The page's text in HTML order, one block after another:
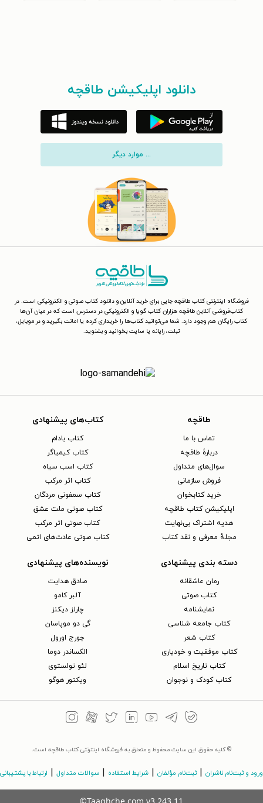
دانلود اپلیکیشن طاقچه
... موارد دیگر
فروشگاه اینترنتی کتاب طاقچه جایی برای خرید آنلاین و دانلود کتاب صوتی و الکترونیکی است. در
کتاب‌فروشی آنلاین طاقچه هزاران کتاب گویا و الکترونیکی در دسترس است که در میان آن‌ها
کتاب رایگان هم وجود دارد. شما می‌توانید کتاب‌ها را خریداری کرده یا امانت بگیرید و در موبایل،
تبلت، رایانه یا سایت بخوانید و بشنوید.
طاقچه
تماس با ما
دربارهٔ طاقچه
سوال‌های متداول
فروش سازمانی
خرید کتابخوان
اپلیکیشن کتاب طاقچه
هدیه اشتراک بی‌نهایت
مجلهٔ معرفی و نقد کتاب
کتاب‌های پیشنهادی
کتاب بادام
کتاب کیمیاگر
کتاب اسب سیاه
کتاب اثر مرکب
کتاب سمفونی مردگان
کتاب صوتی ملت عشق
کتاب صوتی اثر مرکب
کتاب صوتی عادت‌های اتمی
دسته بندی پیشنهادی
رمان عاشقانه
کتاب‌ صوتی
نمایشنامه
کتاب جامعه شناسی
کتاب شعر
کتاب موفقیت و خودیاری
کتاب تاریخ اسلام
کتاب کودک و نوجوان
نویسنده‌های پیشنهادی
صادق هدایت
آلبر کامو
چارلز دیکنز
گی دو موپاسان
جورج اورول
الکساندر دوما
لئو تولستوی
ویکتور هوگو
© کلیه حقوق این سایت محفوظ و متعلق به فروشگاه اینترنتی کتاب طاقچه است.
ورود و ثبت‌نام ناشران ثبت‌نام مؤلفان شرایط استفاده سوالات متداول ارتباط با پشتیبانی